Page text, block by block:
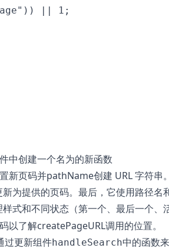
|| 1;
中创建一个名为的新函数
页码并pathName创建 URL 字符串。
为提供的页码。最后，它使用路径名
样式和不同状态（第一个、最后一个、
了解createPageURL调用的位置。
过更新组件handleSearch中的函数